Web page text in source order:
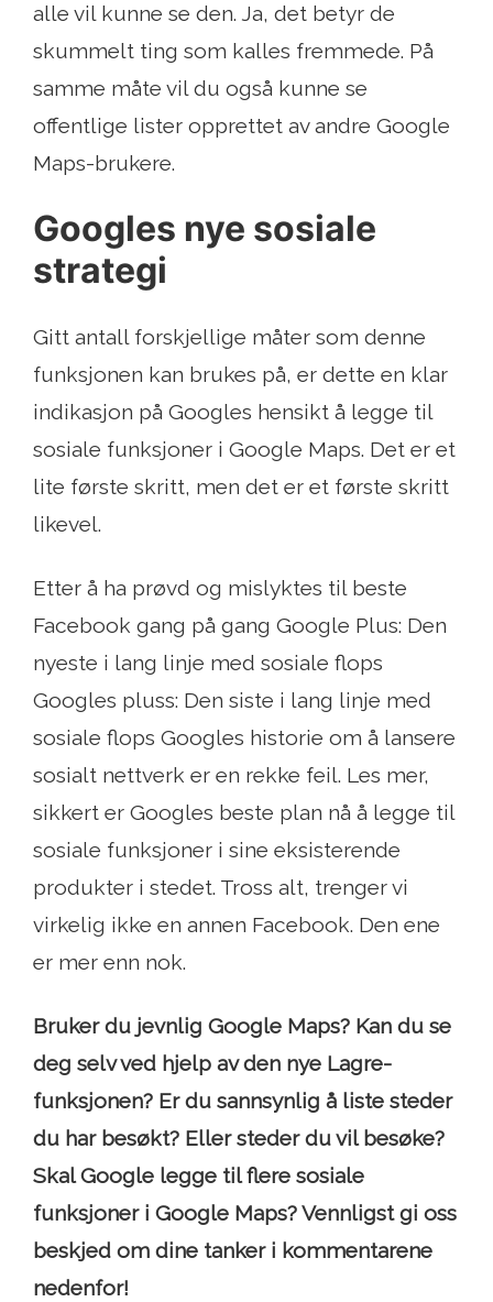
alle vil kunne se den. Ja, det betyr de
skummelt ting som kalles fremmede. På
samme måte vil du også kunne se
offentlige lister opprettet av andre Google
Maps-brukere.
Googles nye sosiale
strategi
Gitt antall forskjellige måter som denne
funksjonen kan brukes på, er dette en klar
indikasjon på Googles hensikt å legge til
sosiale funksjoner i Google Maps. Det er et
lite første skritt, men det er et første skritt
likevel.
Etter å ha prøvd og mislyktes til beste
Facebook gang på gang Google Plus: Den
nyeste i lang linje med sosiale flops
Googles pluss: Den siste i lang linje med
sosiale flops Googles historie om å lansere
sosialt nettverk er en rekke feil. Les mer,
sikkert er Googles beste plan nå å legge til
sosiale funksjoner i sine eksisterende
produkter i stedet. Tross alt, trenger vi
virkelig ikke en annen Facebook. Den ene
er mer enn nok.
Bruker du jevnlig Google Maps? Kan du se
deg selv ved hjelp av den nye Lagre-
funksjonen? Er du sannsynlig å liste steder
du har besøkt? Eller steder du vil besøke?
Skal Google legge til flere sosiale
funksjoner i Google Maps? Vennligst gi oss
beskjed om dine tanker i kommentarene
nedenfor!